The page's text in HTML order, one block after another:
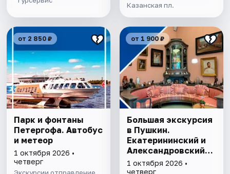
Казанская пл.
от 2 850 ₽
Парк и фонтаны
Петергофа. Автобус
и метеор
1 октября 2026 •
четверг
от 1 900 ₽
Большая экскурсия
в Пушкин.
Екатерининский и
Александровский
дворцы
1 октября 2026 •
четверг